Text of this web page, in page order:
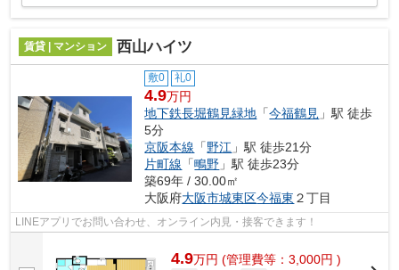
賃貸 | マンション 西山ハイツ
敷0 礼0
4.9万円
地下鉄長堀鶴見緑地 「今福鶴見 」駅 徒歩
5分
京阪本線 「野江 」駅 徒歩21分
片町線 「鴫野 」駅 徒歩23分
築69年 / 30.00㎡
大阪府大阪市城東区今福東 ２丁目
LINEアプリでお問い合わせ、オンライン内見・接客できます！
4.9万円 (管理費等：3,000円 )